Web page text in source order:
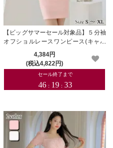
【ビッグサマーセール対象品】５分袖
オフショルレースワンピース(キャバ
ドレス・CABARETDRESS)
4,384円
(税込4,822円)